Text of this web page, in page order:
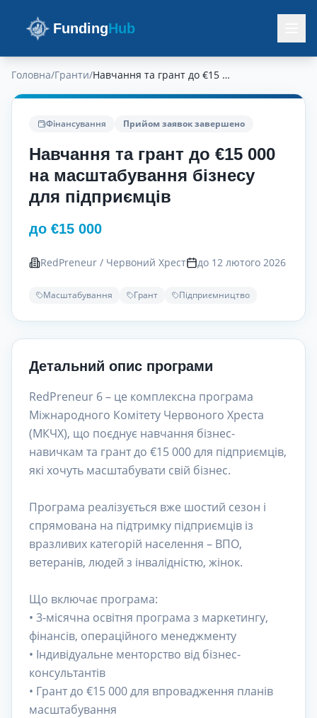
FundingHub
Головна/Гранти/ Навчання та грант до €15 000 на масштабування бізнесу для підприємців
Фінансування Прийом заявок завершено
Навчання та грант до €15 000
на масштабування бізнесу
для підприємців
до €15 000
RedPreneur / Червоний Хрест до 12 лютого 2026
Масштабування Грант Підприємництво
Детальний опис програми
RedPreneur 6 – це комплексна програма
Міжнародного Комітету Червоного Хреста
(МКЧХ), що поєднує навчання бізнес-
навичкам та грант до €15 000 для підприємців,
які хочуть масштабувати свій бізнес.
Програма реалізується вже шостий сезон і
спрямована на підтримку підприємців із
вразливих категорій населення – ВПО,
ветеранів, людей з інвалідністю, жінок.
Що включає програма:
• 3-місячна освітня програма з маркетингу,
фінансів, операційного менеджменту
• Індивідуальне менторство від бізнес-
консультантів
• Грант до €15 000 для впровадження планів
масштабування